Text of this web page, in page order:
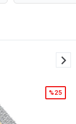
%25